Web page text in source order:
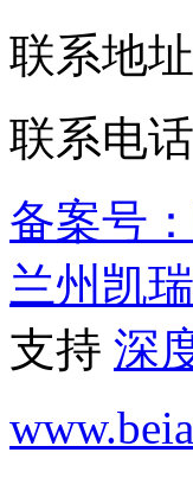
联系地
联系电
备案号
兰州凯
支持 深